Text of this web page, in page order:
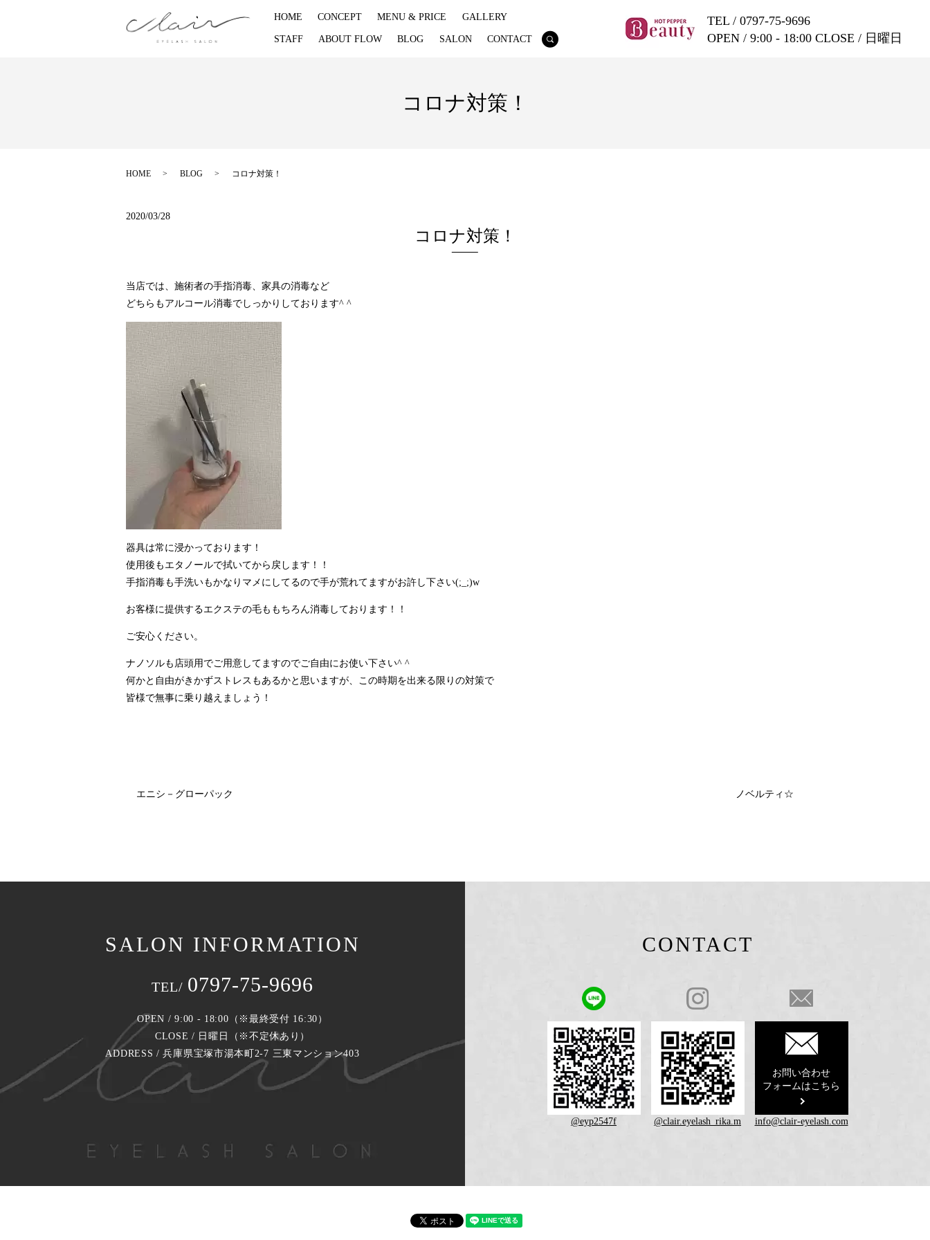
HOME CONCEPT MENU & PRICE GALLERY
STAFF ABOUT FLOW BLOG SALON CONTACT search
TEL / 0797-75-9696
OPEN / 9:00 - 18:00 CLOSE / 日曜日
コロナ対策！
HOME BLOG コロナ対策！
2020/03/28
コロナ対策！
当店では、施術者の手指消毒、家具の消毒など
どちらもアルコール消毒でしっかりしております^ ^
器具は常に浸かっております！
使用後もエタノールで拭いてから戻します！！
手指消毒も手洗いもかなりマメにしてるので手が荒れてますがお許し下さい(;_;)w
お客様に提供するエクステの毛ももちろん消毒しております！！
ご安心ください。
ナノソルも店頭用でご用意してますのでご自由にお使い下さい^ ^
何かと自由がきかずストレスもあるかと思いますが、この時期を出来る限りの対策で
皆様で無事に乗り越えましょう！
エニシ－グローパック ノベルティ☆
SALON INFORMATION
TEL/ 0797-75-9696
OPEN / 9:00 - 18:00（※最終受付 16:30）
CLOSE / 日曜日（※不定休あり）
ADDRESS / 兵庫県宝塚市湯本町2-7 三東マンション403
CONTACT
@eyp2547f @clair.eyelash_rika.m
お問い合わせ
フォームはこちら
info@clair-eyelash.com